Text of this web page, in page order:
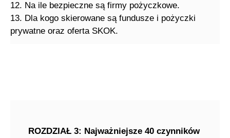
12. Na ile bezpieczne są firmy pożyczkowe.
13. Dla kogo skierowane są fundusze i pożyczki
prywatne oraz oferta SKOK.
ROZDZIAŁ 3: Najważniejsze 40 czynników